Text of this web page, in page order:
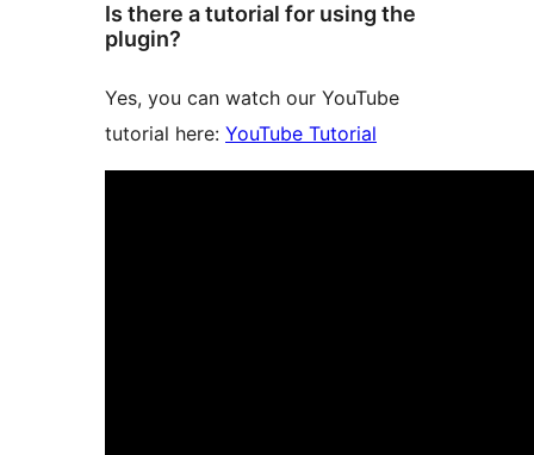
Is there a tutorial for using the
plugin?
Yes, you can watch our YouTube
tutorial here: YouTube Tutorial